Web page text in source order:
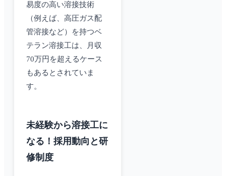
易度の高い溶接技術
（例えば、高圧ガス配
管溶接など）を持つベ
テラン溶接工は、月収
70万円を超えるケース
もあるとされていま
す。
未経験から溶接工に
なる！採用動向と研
修制度